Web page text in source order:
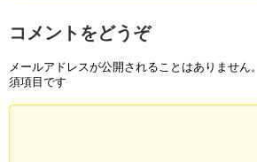
コメントをどうぞ
メールアドレスが公開されることはありません。
須項目です